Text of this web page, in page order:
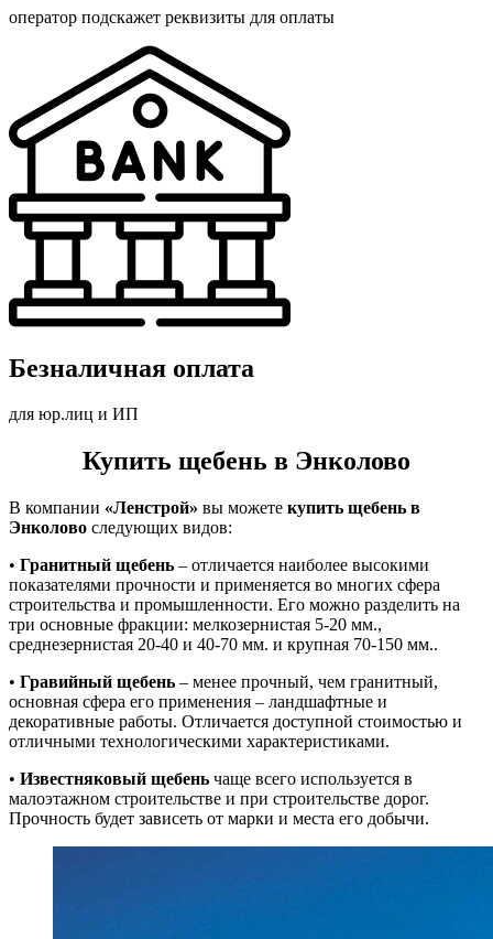
оператор подскажет реквизиты для оплаты
Безналичная оплата
для юр.лиц и ИП
Купить щебень в Энколово
В компании «Ленстрой» вы можете купить щебень в
Энколово следующих видов:
• Гранитный щебень – отличается наиболее высокими
показателями прочности и применяется во многих сфера
строительства и промышленности. Его можно разделить на
три основные фракции: мелкозернистая 5-20 мм.,
среднезернистая 20-40 и 40-70 мм. и крупная 70-150 мм..
• Гравийный щебень – менее прочный, чем гранитный,
основная сфера его применения – ландшафтные и
декоративные работы. Отличается доступной стоимостью и
отличными технологическими характеристиками.
• Известняковый щебень чаще всего используется в
малоэтажном строительстве и при строительстве дорог.
Прочность будет зависеть от марки и места его добычи.